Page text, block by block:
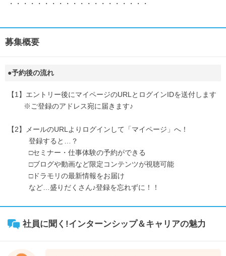
・・・・・・・・・・・・・・・・・・・・
募集概要
●予約後の流れ
【1】エントリー後にマイページのURLとログインIDを送付します
※ご登録のアドレス宛に届きます♪
【2】メールのURLよりログインして「マイページ」へ！
登録すると…？
□セミナー・仕事体験の予約ができる
□ブログや動画など限定コンテンツが視聴可能
□ドラモリの最新情報をお届け
など…盛りだくさん♪登録を忘れずに！！
社員に聞く!インターンシップ＆キャリアの魅力